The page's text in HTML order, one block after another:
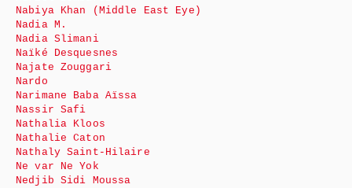
Nabiya Khan (Middle East Eye)
Nadia M.
Nadia Slimani
Naïké Desquesnes
Najate Zouggari
Nardo
Narimane Baba Aïssa
Nassir Safi
Nathalia Kloos
Nathalie Caton
Nathaly Saint-Hilaire
Ne var Ne Yok
Nedjib Sidi Moussa